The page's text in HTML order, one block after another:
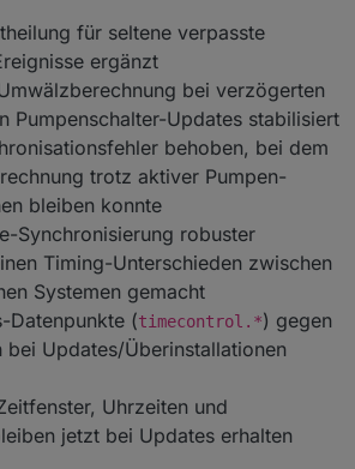
für seltene verpasste
ergänzt
bei verzögerten
Pumpenschalter-Updates stabilisiert
behoben, bei dem
trotz aktiver Pumpen-
bleiben konnte
Synchronisierung robuster
Timing-Unterschieden zwischen
Systemen gemacht
Datenpunkte (timecontrol.*) gegen
bei Updates/Überinstallationen
Uhrzeiten und
jetzt bei Updates erhalten